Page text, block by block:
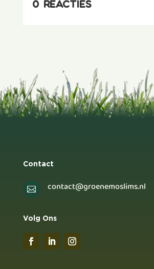
0 reacties
Contact
 contact@groenemoslims.nl
Volg Ons